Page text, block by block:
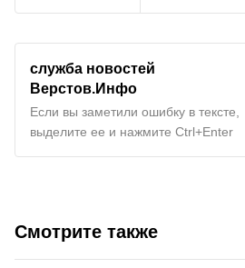
служба новостей
Верстов.Инфо
Если вы заметили ошибку в тексте,
выделите ее и нажмите Ctrl+Enter
Смотрите также